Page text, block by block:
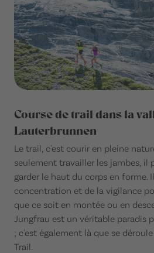
Course de trail dans la
Lauterbrunnen
Le trail, c'est courir en pleine
seulement travailler les jambes, il
garder le haut du corps en forme.
concentration et de la vigilance
que ce soit en montée ou en
Jungfrau est un véritable paradis
; c'est également là que se
Trail.